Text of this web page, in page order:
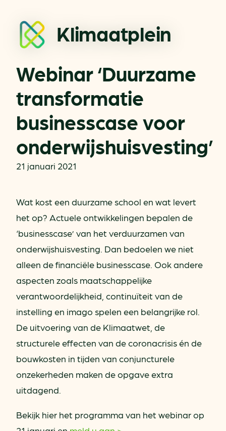
Klimaatplein
Webinar ‘Duurzame
transformatie
businesscase voor
onderwijshuisvesting’
21 januari 2021
Wat kost een duurzame school en wat levert
het op? Actuele ontwikkelingen bepalen de
‘businesscase’ van het verduurzamen van
onderwijshuisvesting. Dan bedoelen we niet
alleen de financiële businesscase. Ook andere
aspecten zoals maatschappelijke
verantwoordelijkheid, continuïteit van de
instelling en imago spelen een belangrijke rol.
De uitvoering van de Klimaatwet, de
structurele effecten van de coronacrisis én de
bouwkosten in tijden van conjuncturele
onzekerheden maken de opgave extra
uitdagend.
Bekijk hier het programma van het webinar op